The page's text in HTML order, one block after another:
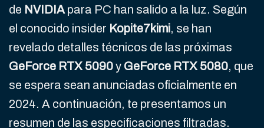
de NVIDIA para PC han salido a la luz. Según
el conocido insider Kopite7kimi, se han
revelado detalles técnicos de las próximas
GeForce RTX 5090y GeForce RTX 5080, que
se espera sean anunciadas oficialmente en
2024. A continuación, te presentamos un
resumen de las especificaciones filtradas.